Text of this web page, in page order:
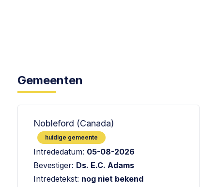
Gemeenten
Nobleford (Canada)
huidige gemeente
Intrededatum: 05-08-2026
Bevestiger: Ds. E.C. Adams
Intredetekst: nog niet bekend